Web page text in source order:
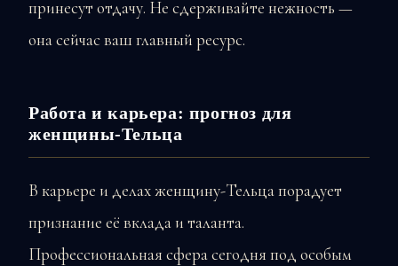
принесут отдачу. Не сдерживайте нежность —
она сейчас ваш главный ресурс.
Работа и карьера: прогноз для
женщины-Тельца
В карьере и делах женщину-Тельца порадует
признание её вклада и таланта.
Профессиональная сфера сегодня под особым